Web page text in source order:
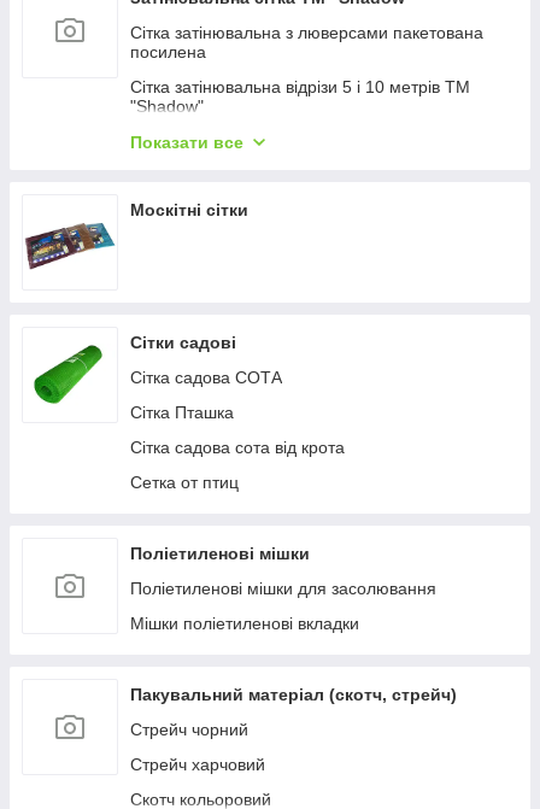
Сітка затінювальна з люверсами пакетована
посилена
Сітка затінювальна відрізи 5 і 10 метрів ТМ
"Shadow"
Сітка затінювальна 80%
Сітка затінювальна 45%
Показати все
Москітні сітки
Сітки садові
Сітка садова СОТА
Сітка Пташка
Сітка садова сота від крота
Сетка от птиц
Поліетиленові мішки
Поліетиленові мішки для засолювання
Мішки поліетиленові вкладки
Пакувальний матеріал (скотч, стрейч)
Стрейч чорний
Стрейч харчовий
Скотч кольоровий